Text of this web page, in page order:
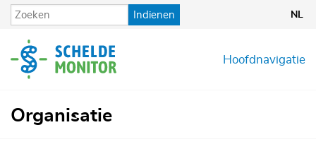
Overslaan
en
de
inhoud
Indienen NL
Hoofdnavigatie
Organisatie